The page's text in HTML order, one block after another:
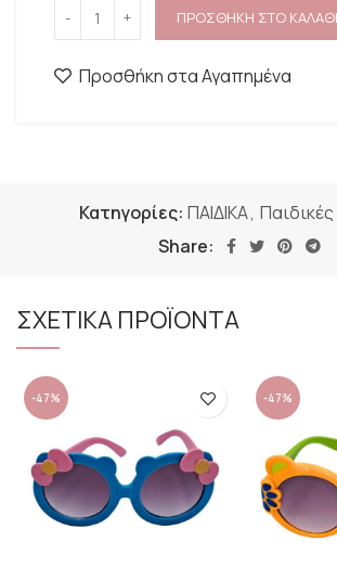
ΠΡΟΣΘΗΚΗ ΣΤΟ ΚΑΛΑΘΙ
Προσθήκη στα Αγαπημένα
Κατηγορίες: ΠΑΙΔΙΚΑ,
Share:
ΣΧΕΤΙΚΑ ΠΡΟΪΟΝΤΑ
-47% -47%